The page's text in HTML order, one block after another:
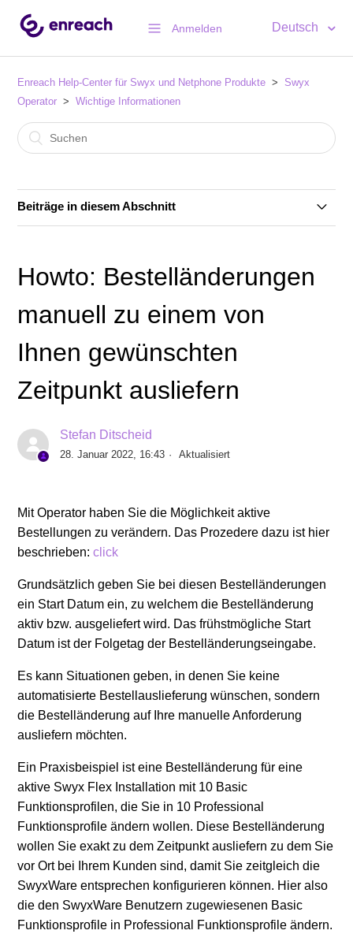
Anmelden Deutsch
Enreach Help-Center für Swyx und Netphone Produkte
Swyx
Operator
Wichtige Informationen
Beiträge in diesem Abschnitt
Howto: Bestelländerungen manuell zu einem von
Ihnen gewünschten Zeitpunkt ausliefern
Howto: Eine Bestellung in Operator aufgeben
Swyx Flex, Swyx Kaufmodell und SwyxON Lizenzen -
Details zur Bestellung und Aktivierung
Rechnungen einfach nachvollziehen
Erhöhte Sicherheit beim Login mit Operator - Die
Swyx Meeting KOSTENLOS Bestellung in
vollwertige, kostenpflichtige Swyx Meeting Version
ändern
Howto: Swyx Kaufmodell - Lizenzen verschieben
Howto: Swyx Flex & Swyx Kaufmodell -
Howto: Rechnungsdaten des Operators als CSV
maschinenlesbar exportieren
Weitere anzeigen
Howto: Bestelländerungen
manuell zu einem von
Ihnen gewünschten
Zeitpunkt ausliefern
Stefan Ditscheid
28. Januar 2022, 16:43 Aktualisiert
Mit Operator haben Sie die Möglichkeit aktive
Bestellungen zu verändern. Das Prozedere dazu ist hier
beschrieben:click
Grundsätzlich geben Sie bei diesen Bestelländerungen
ein Start Datum ein, zu welchem die Bestelländerung
aktiv bzw. ausgeliefert wird. Das frühstmögliche Start
Datum ist der Folgetag der Bestelländerungseingabe.
Es kann Situationen geben, in denen Sie keine
automatisierte Bestellauslieferung wünschen, sondern
die Bestelländerung auf Ihre manuelle Anforderung
ausliefern möchten.
Ein Praxisbeispiel ist eine Bestelländerung für eine
aktive Swyx Flex Installation mit 10 Basic
Funktionsprofilen, die Sie in 10 Professional
Funktionsprofile ändern wollen. Diese Bestelländerung
wollen Sie exakt zu dem Zeitpunkt ausliefern zu dem Sie
vor Ort bei Ihrem Kunden sind, damit Sie zeitgleich die
SwyxWare entsprechen konfigurieren können. Hier also
die den SwyxWare Benutzern zugewiesenen Basic
Funktionsprofile in Professional Funktionsprofile ändern.